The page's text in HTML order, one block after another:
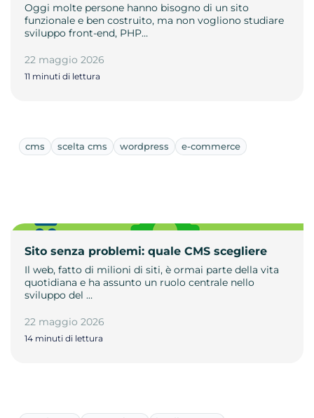
Oggi molte persone hanno bisogno di un sito
funzionale e ben costruito, ma non vogliono studiare
sviluppo front-end, PHP…
22 maggio 2026
11 minuti di lettura
cms scelta cms wordpress e-commerce
Sito senza problemi: quale CMS scegliere
Il web, fatto di milioni di siti, è ormai parte della vita
quotidiana e ha assunto un ruolo centrale nello
sviluppo del …
22 maggio 2026
14 minuti di lettura